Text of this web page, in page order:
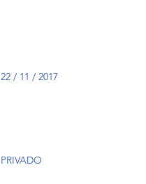
22 / 11 / 2017
PRIVADO